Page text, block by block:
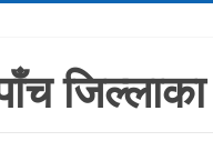
जिल्लाका